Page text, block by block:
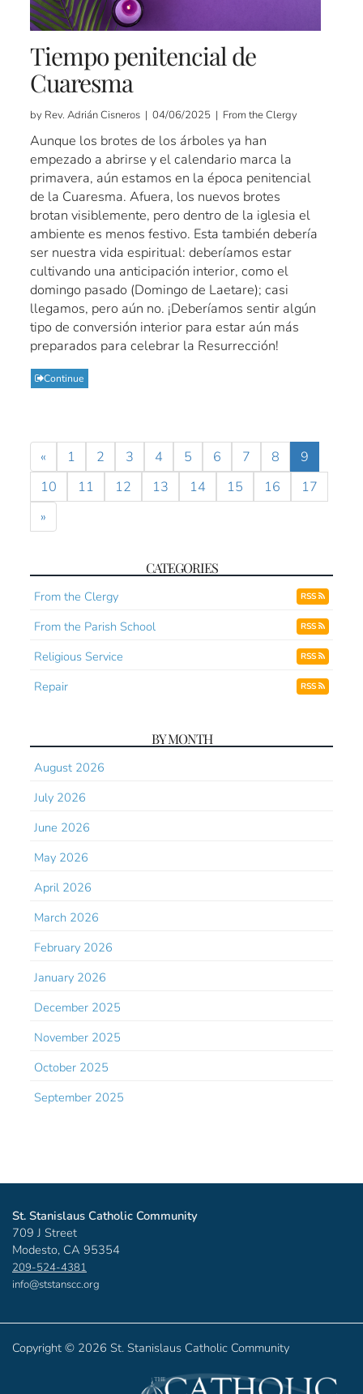
Tiempo penitencial de
Cuaresma
by Rev. Adrián Cisneros | 04/06/2025 | From the Clergy
Aunque los brotes de los árboles ya han
empezado a abrirse y el calendario marca la
primavera, aún estamos en la época penitencial
de la Cuaresma. Afuera, los nuevos brotes
brotan visiblemente, pero dentro de la iglesia el
ambiente es menos festivo. Esta también debería
ser nuestra vida espiritual: deberíamos estar
cultivando una anticipación interior, como el
domingo pasado (Domingo de Laetare); casi
llegamos, pero aún no. ¡Deberíamos sentir algún
tipo de conversión interior para estar aún más
preparados para celebrar la Resurrección!
Continue
« 1 2 3 4 5 6 7 8
9
10
11 12 13 14 15 16
17
»
CATEGORIES
From the Clergy RSS
From the Parish School RSS
Religious Service RSS
Repair RSS
BY MONTH
August 2026
July 2026
June 2026
May 2026
April 2026
March 2026
February 2026
January 2026
December 2025
November 2025
October 2025
September 2025
St. Stanislaus Catholic Community
709 J Street
Modesto, CA 95354
209-524-4381
info@ststanscc.org
Copyright © 2026 St. Stanislaus Catholic Community